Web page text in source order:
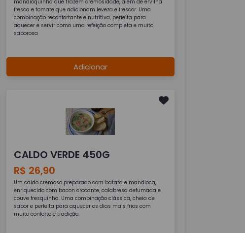
mandioquinha que trazem cremosidade, além de ervilha
fresca e tomate que adicionam leveza e frescor. Uma
combinação reconfortante e nutritiva, perfeita para
aquecer e servir como uma refeição completa e muito
saborosa
Adicionar
CALDO VERDE 450G
R$ 26,90
Um caldo cremoso preparado com batata e mandioca,
enriquecido com bacon crocante, calabresa defumada e
couve fresquinha. Uma combinação clássica, cheia de
sabor e perfeita para aquecer os dias mais frios com
muito conforto e tradição.